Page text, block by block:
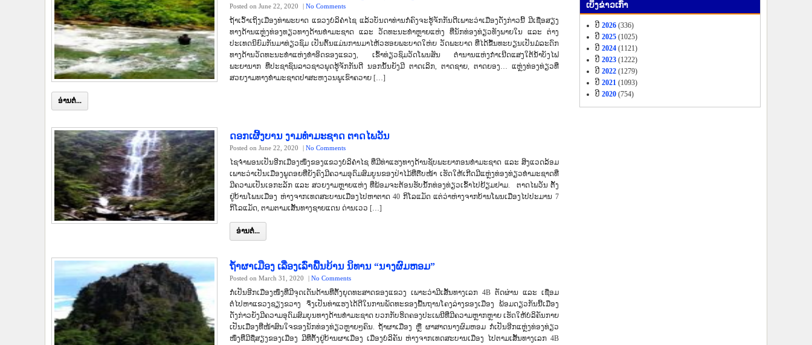
Posted on June 22, 2020 | No Comments
ຖ້າເວົ້າເຖິງເມືອງທ່າພະບາດ ແຂວງບໍລິຄຳໄຊ ແລ້ວບັນດາທ່ານກໍ່ຄົງຈະຮູ້ຈັກກັນດີເພາະວ່າເມືອງດັ່ງກ່າວນີ້ ມີເຊື່ອສຽງ
ທາງດ້ານແຫຼ່ງທ່ອງທຽວທາງດ້ານທຳມະຊາດ ແລະ ວັດທະນະທຳຫຼາຍແຫ່ງ ທີ່ນັກທ່ອງທ່ຽວທັງພາຍໃນ ແລະ ຕ່າງ
ປະເທດນິຍົມກັນມາທ່ຽວຊົມ ເປັນຕົ້ນແມ່ນການມາໄຫ້ວຮອຍພະບາດໃຫ່ຍ ວັດພະບາດ ທີ່ໄດ້ຂື້ນທະບຽນເປັນມໍລະດົກ
ທາງດ້ານວັດທະນະທຳແຫ່ງທຳອິດຂອງແຂວງ, ເຂົ້າທ່ຽວຊົມວັດໂພນສັນ ຕຳນານແຫ່ງກຳເນີດແສງໃຕ້ນ້ຳບັງໄຟ
ພະຍານາກ ທີ່ປະຊາຊົນລາວຊາວພຸດຮູ້ຈັກກັນດີ ນອກນັ້ນຍັງມີ ຕາດເລິກ, ຕາດຊາຍ, ຕາດຍອງ… ແຫຼ່ງທ່ອງທ່ຽວທີ່
ສວຍງາມທາງທຳມະຊາດປາສະຫງວນພູເຂົາຄວາຍ […]
ອ່ານຕໍ່...
ດອກເຜີ້ງບານ ງາມທຳມະຊາດ ຕາດໄພວັນ
Posted on June 22, 2020 | No Comments
ໄຊຈຳພອນເປັນອີກເມືອງໜຶ່ງຂອງແຂວງບໍລິຄຳໄຊ ທີ່ມີທ່າແຮງທາງດ້ານຊັບພະຍາກອນທຳມະຊາດ ແລະ ສິງແວດລ້ອມ
ເພາະວ່າເປັນເມືອງພູດອຍທີ່ຍັງຄົງມີຄວາມອຸດົມສົມບູນຂອງປ່າໄມ້ທີ່ຕືບໜ້າ ເຮັດໃຫ້ເກີດມີແຫຼ່ງທ່ອງທ່ຽວທຳມະຊາດທີ່
ມີຄວາມເປັນເອກະລັກ ແລະ ສວຍງາມຫຼາຍແຫ່ງ ທີ່ພ້ອມຈະຕ້ອນຮັບນັ້ກທ່ອງທ່ຽວເຂົ້າໄປຢ້ຽມຢາມ. ຕາດໄພວັນ ຕັ້ງ
ຢູ່ບ້ານໂພນເມືອງ ຫ່າງຈາກເທດສະບານເມືອງໄປຫາຕາດ 40 ກິໂລແມັດ ແຕ່ວ່າຫ່າງຈາກບ້ານໂພນເມືອງໄປປະມານ 7
ກິໂລແມັດ, ຕາມຕາມເສັ້ນທາງຊາຍແດນ ດ່ານເວວ […]
ອ່ານຕໍ່...
ຖໍ້າຜາເມືອງ ເລື່ອງເລົ່າພື້ນບ້ານ ນິທານ “ນາງຜົມຫອມ”
Posted on March 31, 2020 | No Comments
ກໍ່ເປັນອີກເມືອງໜຶ່ງທີ່ມີຈຸດເດັນດ້ານທີ່ຕັ້ງຍຸດທະສາດຂອງແຂວງ ເພາະວ່າມີເສັ້ນທາ​ງ​ເລກ 4B ຕັດຜ່ານ ແລະ ເຊື່ອມ
ຕໍ່ໄປຫາແຂວງຊຽງຂວາງ ຈຶ່ງເປັນທ່າແຮງໄດ້ດີໃນການພັດທະຂອງພື້ນຖານໂຄງລ່າງຂອງເມືອງ ພ້ອມດຽວກັນນີ້ເມືອງ
ດັ່ງກ່າວຍັງມີຄວາມອຸດົມສົມບຸນທາງດ້ານທຳມະຊາດ ບວກກັບຮິດຄອງປະເພນີທີ່ມີຄວາມຫຼາກຫຼາຍ ເຮັດໃຫ້ບໍລິຄັນກາຍ
ເປັນເມື່ອງທີ່ໜ້າສົນໃຈຂອງນັກທ່ອງທ່ຽວຫຼາຍໆຄົນ. ຖໍ້າຜາເມືອງ ຫຼື ຜາສາດ​ນາງ​ຜົມ​ຫອມ ກໍ່ເປັນອີກແຫຼ່ງທ່ອງທ່ຽວ
ໜຶ່ງທີ່ມີຊື່ສຽງຂອງເມືອງ ມີທີ່​ຕັ້ງ​ຢູ່​ບ້ານ​ຜາ​ເມືອງ ​ເມືອງ​ບໍລິ​ຄັນ ຫ່າ​ງຈາກ​ເທດສະບານເມືອງ ໄປ​ຕາມ​ເສັ້ນທາ​ງ​ເລກ 4B
ເບິ່ງ​ຂ່າວ​ເກົ່າ
ປີ 2026 (336)
ປີ 2025 (1025)
ປີ 2024 (1121)
ປີ 2023 (1222)
ປີ 2022 (1279)
ປີ 2021 (1093)
ປີ 2020 (754)